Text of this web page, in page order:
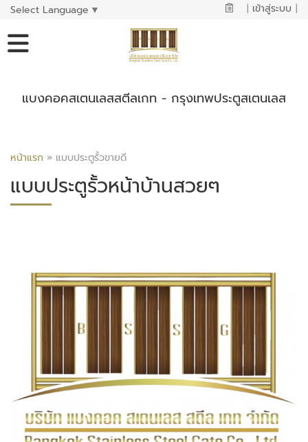
Select Language ▼ | เข้าสู่ระบบ |
แบงคอคสเตนเลสสตีลเกท - กรุงเทพประตูสเตนเลส
หน้าแรก » แบบประตูรั้วขายดี
แบบประตูรั้วหน้าบ้านสวยๆ